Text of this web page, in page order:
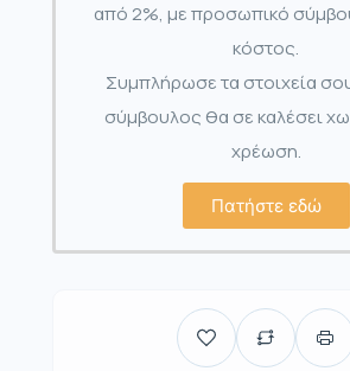
από 2%, με προσωπικό
κόστος.
Συμπλήρωσε τα στοιχεία
σύμβουλος θα σε καλέσει
χρέωση.
Πατήστε εδώ